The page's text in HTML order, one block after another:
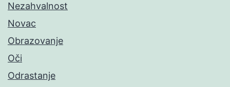
Nezahvalnost
Novac
Obrazovanje
Oči
Odrastanje